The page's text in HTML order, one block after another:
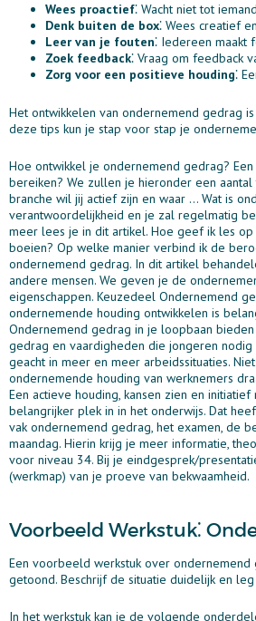
Wees proactief⁚ Wacht niet tot
Denk buiten de box⁚ Wees creatief
Leer van je fouten⁚ Iedereen maakt
Zoek feedback⁚ Vraag om feedback
Zorg voor een positieve houding⁚
Het ontwikkelen van ondernemend gedrag
deze tips kun je stap voor stap je
Hoe ontwikkel je ondernemend gedrag?
bereiken? We zullen je hieronder een
branche wil jij actief zijn en waar ... Wat is
verantwoordelijkheid en je zal regelmatig
meer lees je in dit artikel. Hoe geef ik les
boeien? Op welke manier verbind ik de
ondernemend gedrag. In dit artikel
andere mensen. We geven je de
eigenschappen. Keuzedeel Ondernemend
ondernemende houding ontwikkelen is
Ondernemend gedrag in je loopbaan
gedrag en vaardigheden die jongeren
geacht in meer en meer arbeidssituaties.
ondernemende houding van werknemers
Een actieve houding, kansen zien en
belangrijker plek in in het onderwijs. Dat
vak ondernemend gedrag, het examen, de
maandag. Hierin krijg je meer informatie,
voor niveau 34. Bij je eindgesprek/
(werkmap) van je proeve van bekwaamheid.
Voorbeeld Werkstuk⁚
Een voorbeeld werkstuk over
getoond. Beschrijf de situatie duidelijk en
In het werkstuk kan je de volgende